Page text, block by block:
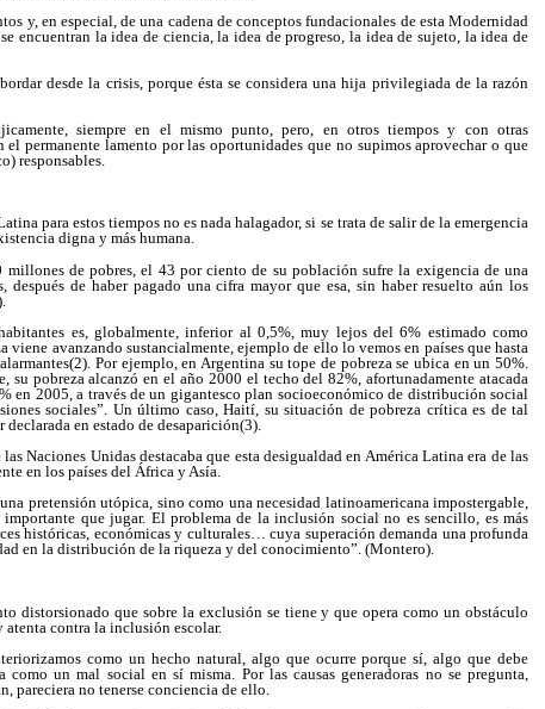
y, en especial, de una cadena de conceptos fundacionales de esta Modernidad
encuentran la idea de ciencia, la idea de progreso, la idea de sujeto, la idea de
desde la crisis, porque ésta se considera una hija privilegiada de la razón
siempre en el mismo punto, pero, en otros tiempos y con otras
permanente lamento por las oportunidades que no supimos aprovechar o que
responsables.
para estos tiempos no es nada halagador, si se trata de salir de la emergencia
digna y más humana.
de pobres, el 43 por ciento de su población sufre la exigencia de una
de haber pagado una cifra mayor que esa, sin haber resuelto aún los
es, globalmente, inferior al 0,5%, muy lejos del 6% estimado como
avanzando sustancialmente, ejemplo de ello lo vemos en países que hasta
Por ejemplo, en Argentina su tope de pobreza se ubica en un 50%.
pobreza alcanzó en el año 2000 el techo del 82%, afortunadamente atacada
en 2005, a través de un gigantesco plan socioeconómico de distribución social
sociales”. Un último caso, Haití, su situación de pobreza crítica es de tal
en estado de desaparición(3).
Naciones Unidas destacaba que esta desigualdad en América Latina era de las
en los países del África y Asía.
pretensión utópica, sino como una necesidad latinoamericana impostergable,
que jugar. El problema de la inclusión social no es sencillo, es más
históricas, económicas y culturales… cuya superación demanda una profunda
en la distribución de la riqueza y del conocimiento”. (Montero).
distorsionado que sobre la exclusión se tiene y que opera como un obstáculo
atenta contra la inclusión escolar.
como un hecho natural, algo que ocurre porque sí, algo que debe
un mal social en sí misma. Por las causas generadoras no se pregunta,
pareciera no tenerse conciencia de ello.